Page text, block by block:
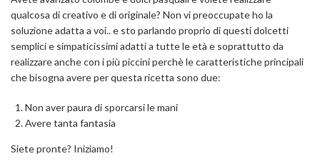
qualcosa di creativo e di originale? Non vi preoccupate ho la
soluzione adatta a voi.. e sto parlando proprio di questi dolcetti
semplici e simpaticissimi adatti a tutte le età e soprattutto da
realizzare anche con i più piccini perchè le caratteristiche principali
che bisogna avere per questa ricetta sono due:
Non aver paura di sporcarsi le mani
Avere tanta fantasia
Siete pronte? Iniziamo!